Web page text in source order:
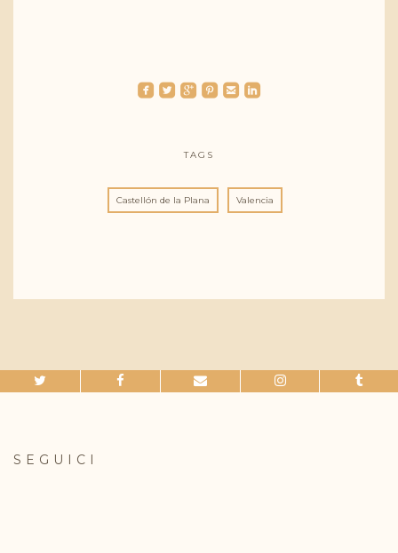
roundedfacebook roundedtwitterbird roundedgoogleplus roundedpinterest roundedemail roundedlinkedin
TAGS
Castellón de la Plana Valencia
SEGUICI